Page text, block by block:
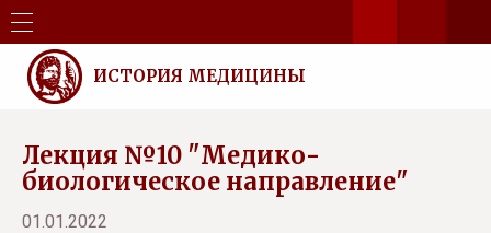
ИСТОРИЯ МЕДИЦИНЫ
Лекция №10 "Медико-
биологическое направление"
01.01.2022